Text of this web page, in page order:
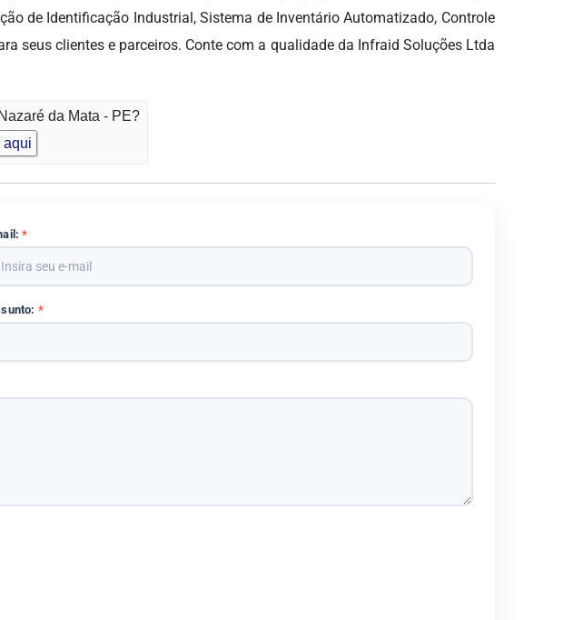
de Identificação Industrial, Sistema de Inventário Automatizado, Controle
seus clientes e parceiros. Conte com a qualidade da Infraid Soluções Ltda
da Mata - PE?
aqui
*
*